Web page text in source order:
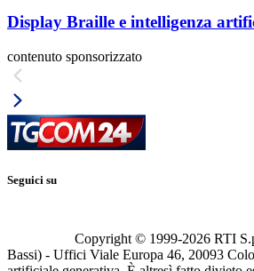
Display Braille e intelligenza
contenuto sponsorizzato
Seguici su
Copyright © 1999-2026 RTI
Bassi) - Uffici Viale Europa 46, 20093